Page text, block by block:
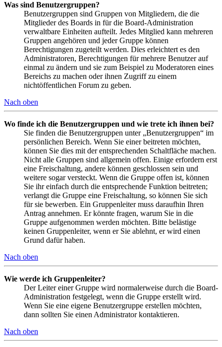
Was sind Benutzergruppen?
Benutzergruppen sind Gruppen von Mitgliedern, die die
Mitglieder des Boards in für die Board-Administration
verwaltbare Einheiten aufteilt. Jedes Mitglied kann mehreren
Gruppen angehören und jeder Gruppe können
Berechtigungen zugeteilt werden. Dies erleichtert es den
Administratoren, Berechtigungen für mehrere Benutzer auf
einmal zu ändern und sie zum Beispiel zu Moderatoren eines
Bereichs zu machen oder ihnen Zugriff zu einem
nichtöffentlichen Forum zu geben.
Nach oben
Wo finde ich die Benutzergruppen und wie trete ich ihnen bei?
Sie finden die Benutzergruppen unter „Benutzergruppen“ im
persönlichen Bereich. Wenn Sie einer beitreten möchten,
können Sie dies mit der entsprechenden Schaltfläche machen.
Nicht alle Gruppen sind allgemein offen. Einige erfordern erst
eine Freischaltung, andere können geschlossen sein und
weitere sogar versteckt. Wenn die Gruppe offen ist, können
Sie ihr einfach durch die entsprechende Funktion beitreten;
verlangt die Gruppe eine Freischaltung, so können Sie sich
für sie bewerben. Ein Gruppenleiter muss daraufhin Ihren
Antrag annehmen. Er könnte fragen, warum Sie in die
Gruppe aufgenommen werden möchten. Bitte belästige
keinen Gruppenleiter, wenn er Sie ablehnt, er wird einen
Grund dafür haben.
Nach oben
Wie werde ich Gruppenleiter?
Der Leiter einer Gruppe wird normalerweise durch die Board-
Administration festgelegt, wenn die Gruppe erstellt wird.
Wenn Sie eine eigene Benutzergruppe erstellen möchten,
dann sollten Sie einen Administrator kontaktieren.
Nach oben